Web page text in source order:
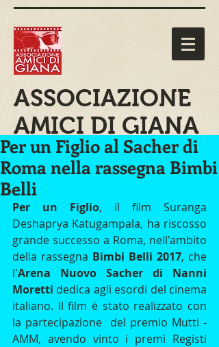
ASSOCIAZIONE
AMICI DI GIANA
Per un Figlio al Sacher di
Roma nella rassegna Bimbi
Belli
Per un Figlio, il film Suranga
Deshaprya Katugampala, ha riscosso
grande successo a Roma, nell'ambito
della rassegna Bimbi Belli 2017, che
l'Arena Nuovo Sacher di Nanni
Moretti dedica agli esordi del cinema
italiano. Il film è stato realizzato con
la partecipazione  del premio Mutti -
AMM, avendo vinto i premi Registi